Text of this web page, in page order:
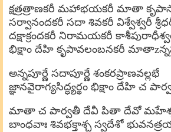
క్షత్రత్రాణకరీ మహాభయకరీ మాతా
సర్వానందకరీ సదా శివకరీ విశ్వేశ్వరీ
దక్షాక్రందకరీ నిరామయకరీ
భిక్షాం దేహి కృపావలంబనకరీ
అన్నపూర్ణే సదాపూర్ణే శంకరప్రాణవల్లభే
జ్ఞానవైరాగ్యసిద్ధ్యర్థం భిక్షాం దేహి చ
మాతా చ పార్వతీ దేవీ పితా దేవో
బాంధవాః శివభక్తాశ్చ స్వదేశో